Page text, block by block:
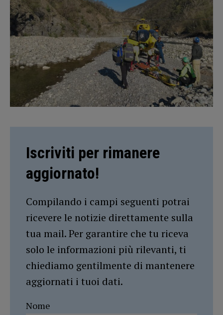
Iscriviti per rimanere
aggiornato!
Compilando i campi seguenti potrai
ricevere le notizie direttamente sulla
tua mail. Per garantire che tu riceva
solo le informazioni più rilevanti, ti
chiediamo gentilmente di mantenere
aggiornati i tuoi dati.
Nome